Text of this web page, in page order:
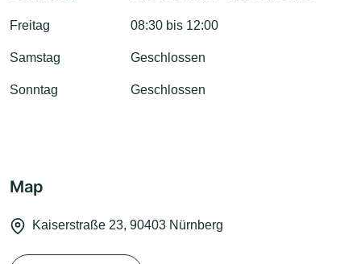
Freitag 08:30 bis 12:00
Samstag Geschlossen
Sonntag Geschlossen
Map
Kaiserstraße 23, 90403 Nürnberg